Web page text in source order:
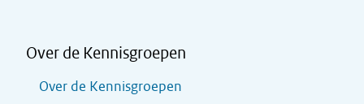
Over de Kennisgroepen
Over de Kennisgroepen